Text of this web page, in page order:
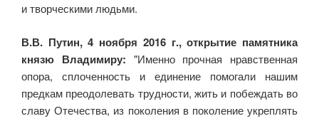
и творческими людьми.
В.В. Путин, 4 ноября 2016 г., открытие памятника
князю Владимиру: "Именно прочная нравственная
опора, сплоченность и единение помогали нашим
предкам преодолевать трудности, жить и побеждать во
славу Отечества, из поколения в поколение укреплять